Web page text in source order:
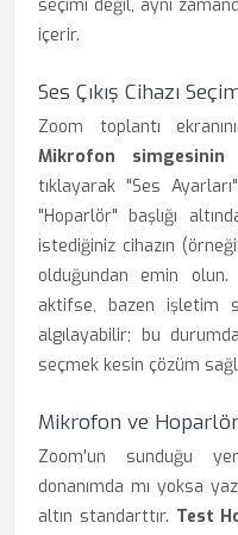
seçimi değil, aynı
içerir.
Ses Çıkış Cihazı
Zoom toplantı
Mikrofon simgesinin
tıklayarak "Ses
"Hoparlör" başlığı
istediğiniz cihazın
olduğundan emin olun.
aktifse, bazen işletim
algılayabilir; bu
seçmek kesin çözüm
Mikrofon ve
Zoom'un sunduğu
donanımda mı yoksa
altın standarttır. Test